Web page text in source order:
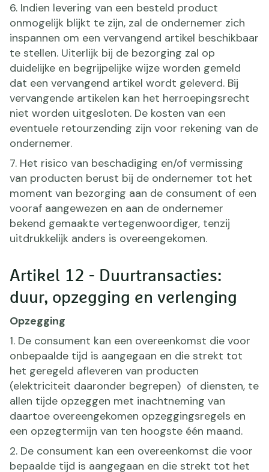
6. Indien levering van een besteld product
onmogelijk blijkt te zijn, zal de ondernemer zich
inspannen om een vervangend artikel beschikbaar
te stellen. Uiterlijk bij de bezorging zal op
duidelijke en begrijpelijke wijze worden gemeld
dat een vervangend artikel wordt geleverd. Bij
vervangende artikelen kan het herroepingsrecht
niet worden uitgesloten. De kosten van een
eventuele retourzending zijn voor rekening van de
ondernemer.
7. Het risico van beschadiging en/of vermissing
van producten berust bij de ondernemer tot het
moment van bezorging aan de consument of een
vooraf aangewezen en aan de ondernemer
bekend gemaakte vertegenwoordiger, tenzij
uitdrukkelijk anders is overeengekomen.
Artikel 12 - Duurtransacties:
duur, opzegging en verlenging
Opzegging
1. De consument kan een overeenkomst die voor
onbepaalde tijd is aangegaan en die strekt tot
het geregeld afleveren van producten
(elektriciteit daaronder begrepen) of diensten, te
allen tijde opzeggen met inachtneming van
daartoe overeengekomen opzeggingsregels en
een opzegtermijn van ten hoogste één maand.
2. De consument kan een overeenkomst die voor
bepaalde tijd is aangegaan en die strekt tot het